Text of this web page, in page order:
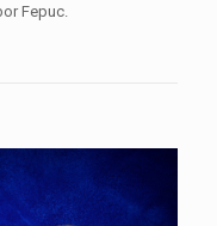
Fepuc.